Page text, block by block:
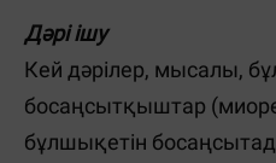
Дәрі ішу
Кей дәрілер, мысалы,
босаңсытқыштар
бұлшықетін